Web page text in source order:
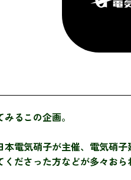
るこの企画。
電気硝子が主催、電気硝子
くださった方などが多々おら